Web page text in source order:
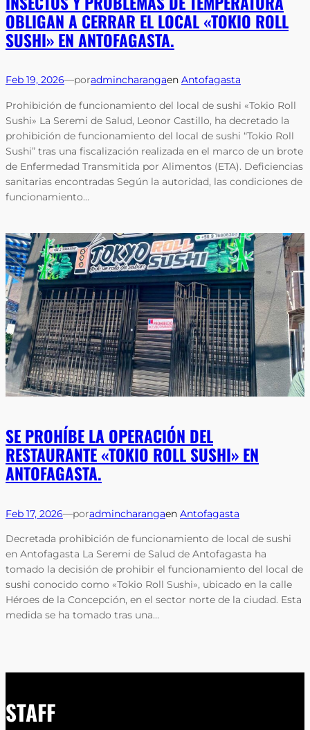
OBLIGAN A CERRAR EL LOCAL «TOKIO ROLL
SUSHI» EN ANTOFAGASTA.
Feb 19, 2026—poradmincharangaen Antofagasta
Prohibición de funcionamiento del local de sushi «Tokio Roll
Sushi» La Seremi de Salud, Leonor Castillo, ha decretado la
prohibición de funcionamiento del local de sushi “Tokio Roll
Sushi” tras una fiscalización realizada en el marco de un brote
de Enfermedad Transmitida por Alimentos (ETA). Deficiencias
sanitarias encontradas Según la autoridad, las condiciones de
funcionamiento…
SE PROHÍBE LA OPERACIÓN DEL
RESTAURANTE «TOKIO ROLL SUSHI» EN
ANTOFAGASTA.
Feb 17, 2026—poradmincharangaen Antofagasta
Decretada prohibición de funcionamiento de local de sushi
en Antofagasta La Seremi de Salud de Antofagasta ha
tomado la decisión de prohibir el funcionamiento del local de
sushi conocido como «Tokio Roll Sushi», ubicado en la calle
Héroes de la Concepción, en el sector norte de la ciudad. Esta
medida se ha tomado tras una…
STAFF